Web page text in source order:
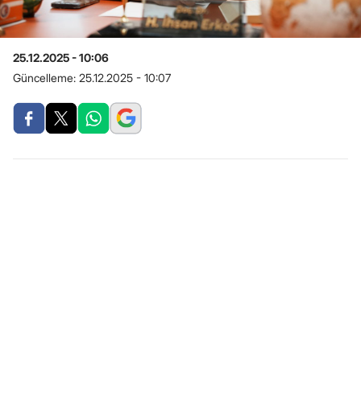
25.12.2025 - 10:06
Güncelleme: 25.12.2025 - 10:07